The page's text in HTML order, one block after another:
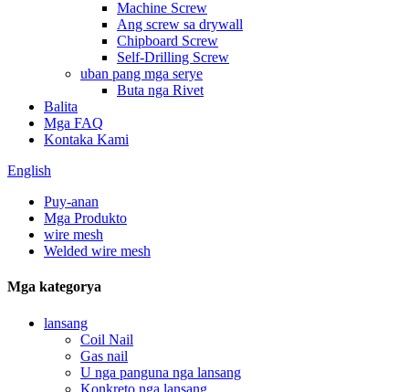
Machine Screw
Ang screw sa drywall
Chipboard Screw
Self-Drilling Screw
uban pang mga serye
Buta nga Rivet
Balita
Mga FAQ
Kontaka Kami
English
Puy-anan
Mga Produkto
wire mesh
Welded wire mesh
Mga kategorya
lansang
Coil Nail
Gas nail
U nga panguna nga lansang
Konkreto nga lansang